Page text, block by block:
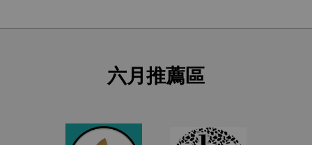
六月推薦區